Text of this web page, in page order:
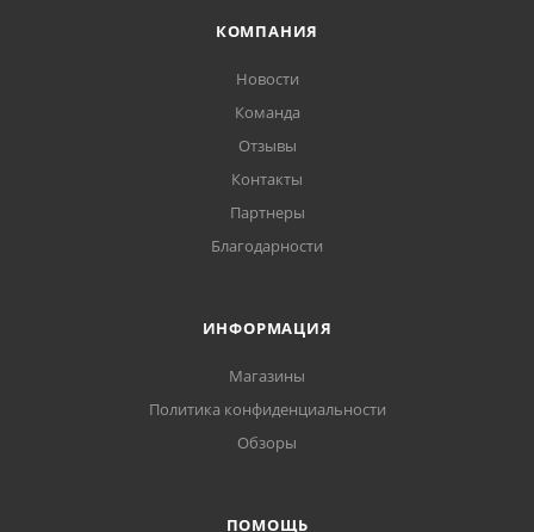
КОМПАНИЯ
Новости
Команда
Отзывы
Контакты
Партнеры
Благодарности
ИНФОРМАЦИЯ
Магазины
Политика конфиденциальности
Обзоры
ПОМОЩЬ